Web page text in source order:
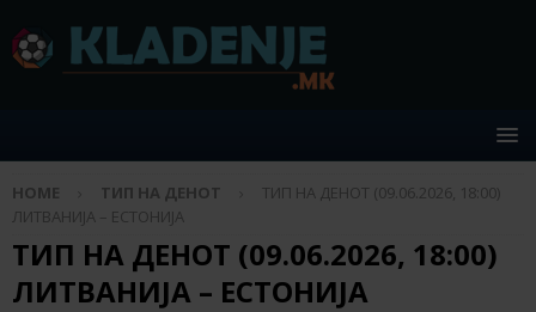
HOME ТИП НА ДЕНОТ
ТИП НА ДЕНОТ (09.06.2026, 18:00)
ЛИТВАНИЈА – ЕСТОНИЈА
ТИП НА ДЕНОТ (09.06.2026, 18:00)
ЛИТВАНИЈА – ЕСТОНИЈА